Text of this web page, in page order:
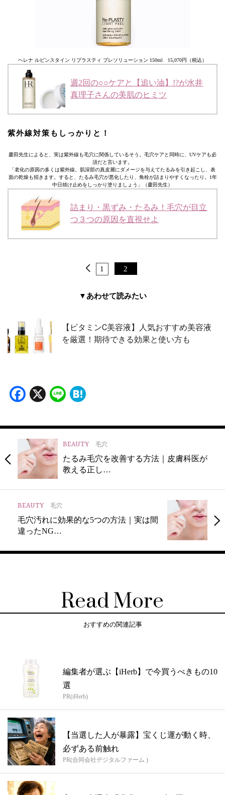
ヘレナ ルビンスタイン リプラスティ プレソリューション 150ml 15,070円（税込）
週2回の○○ケアと【追い油】!?が水井
真理子さんの美肌のヒミツ
紫外線対策もしっかりと！
慶田先生によると、実は紫外線も毛穴に関係しているそう。毛穴ケアと同時に、UVケアも必
須だと言います。
「老化の原因の多くは紫外線。肌深部の真皮層にダメージを与えてたるみを引き起こし、表
面の乾燥も招きます。すると、たるみ毛穴が悪化したり、角栓が詰まりやすくなったり。1年
中日焼け止めをしっかり塗りましょう」（慶田先生）
詰まり・黒ずみ・たるみ！毛穴が目立
つ３つの原因を直視せよ
1 2
▼あわせて読みたい
【ビタミンC美容液】人気おすすめ美容液
を厳選！期待できる効果と使い方も
Facebook
X Line
BEAUTY 毛穴
たるみ毛穴を改善する方法｜皮膚科医が
教える正し…
BEAUTY 毛穴
毛穴汚れに効果的な5つの方法｜実は間
違ったNG…
Read More
おすすめの関連記事
編集者が選ぶ【iHerb】で今買うべきもの10
選
PR(iHerb)
【当選した人が暴露】宝くじ運が動く時、
必ずある前触れ
PR(合同会社デジタルファーム )